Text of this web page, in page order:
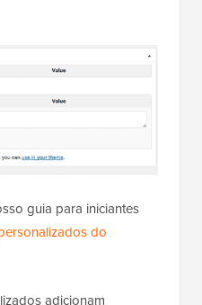
guia para iniciantes
do
adicionam